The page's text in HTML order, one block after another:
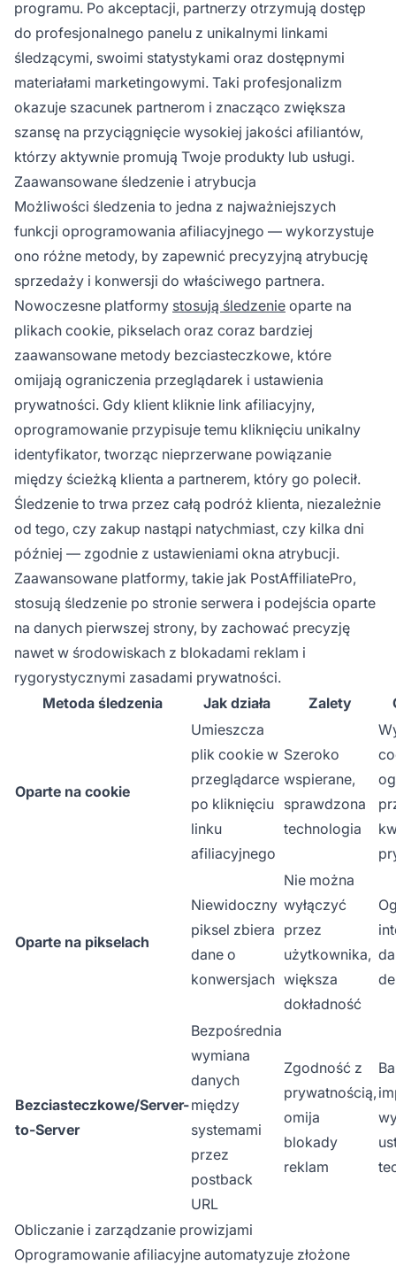
programu. Po akceptacji, partnerzy otrzymują dostęp
do profesjonalnego panelu z unikalnymi linkami
śledzącymi, swoimi statystykami oraz dostępnymi
materiałami marketingowymi. Taki profesjonalizm
okazuje szacunek partnerom i znacząco zwiększa
szansę na przyciągnięcie wysokiej jakości afiliantów,
którzy aktywnie promują Twoje produkty lub usługi.
Zaawansowane śledzenie i atrybucja
Możliwości śledzenia to jedna z najważniejszych
funkcji oprogramowania afiliacyjnego — wykorzystuje
ono różne metody, by zapewnić precyzyjną atrybucję
sprzedaży i konwersji do właściwego partnera.
Nowoczesne platformy stosują śledzenie oparte na
plikach cookie, pikselach oraz coraz bardziej
zaawansowane metody bezciasteczkowe, które
omijają ograniczenia przeglądarek i ustawienia
prywatności. Gdy klient kliknie link afiliacyjny,
oprogramowanie przypisuje temu kliknięciu unikalny
identyfikator, tworząc nieprzerwane powiązanie
między ścieżką klienta a partnerem, który go polecił.
Śledzenie to trwa przez całą podróż klienta, niezależnie
od tego, czy zakup nastąpi natychmiast, czy kilka dni
później — zgodnie z ustawieniami okna atrybucji.
Zaawansowane platformy, takie jak PostAffiliatePro,
stosują śledzenie po stronie serwera i podejścia oparte
na danych pierwszej strony, by zachować precyzję
nawet w środowiskach z blokadami reklam i
rygorystycznymi zasadami prywatności.
Metoda śledzenia
Jak działa Zalety
Oparte na cookie
Umieszcza
plik cookie w
przeglądarce
po kliknięciu
linku
afiliacyjnego
Szeroko
wspierane,
sprawdzona
technologia
Oparte na pikselach
Niewidoczny
piksel zbiera
dane o
konwersjach
Nie można
wyłączyć
przez
użytkownika,
większa
dokładność
Bezciasteczkowe/Server-
to-Server
Bezpośrednia
wymiana
danych
między
systemami
przez
postback
URL
Zgodność z
prywatnością,
omija
blokady
reklam
Obliczanie i zarządzanie prowizjami
Oprogramowanie afiliacyjne automatyzuje złożone